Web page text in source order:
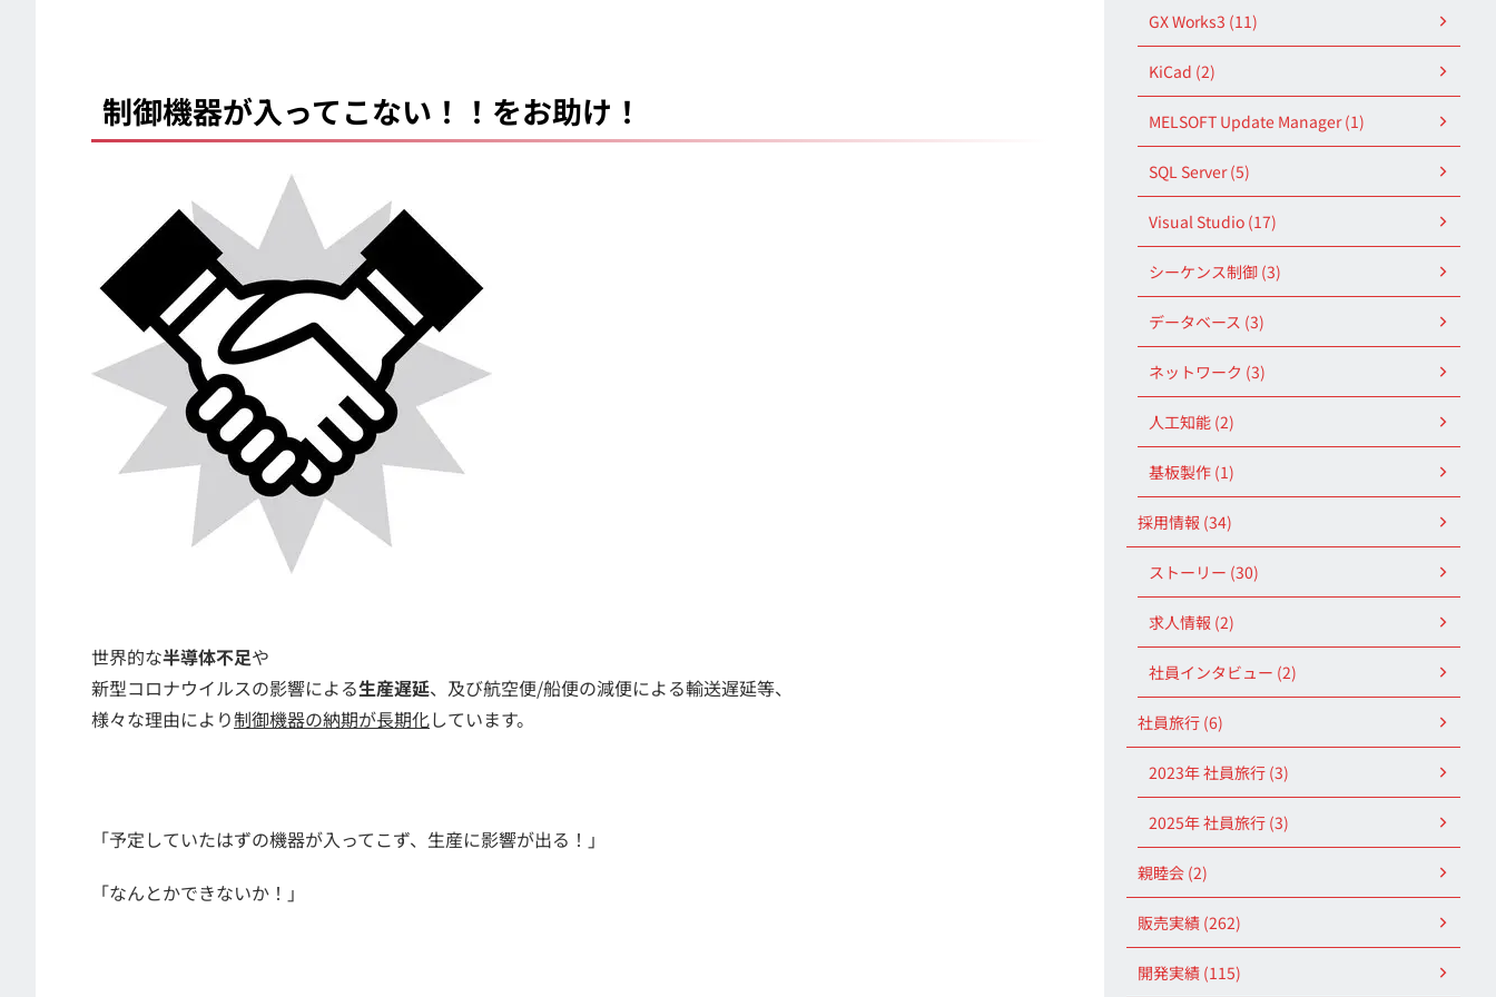
制御機器が入ってこない！！をお助け！
世界的な半導体不足や
新型コロナウイルスの影響による生産遅延、及び航空便/船便の減便による輸送遅延等、
様々な理由により制御機器の納期が長期化しています。
「予定していたはずの機器が入ってこず、生産に影響が出る！」
「なんとかできないか！」
GX Works3 (11)
KiCad (2)
MELSOFT Update Manager (1)
SQL Server (5)
Visual Studio (17)
シーケンス制御 (3)
データベース (3)
ネットワーク (3)
人工知能 (2)
基板製作 (1)
採用情報 (34)
ストーリー (30)
求人情報 (2)
社員インタビュー (2)
社員旅行 (6)
2023年 社員旅行 (3)
2025年 社員旅行 (3)
親睦会 (2)
販売実績 (262)
開発実績 (115)